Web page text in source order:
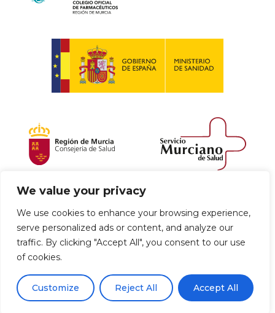
We value your privacy
We use cookies to enhance your browsing experience,
serve personalized ads or content, and analyze our
traffic. By clicking "Accept All", you consent to our use
of cookies.
Customize Reject All Accept All
Política de envío y devoluciones
Política de privacidad Uso de cookies
Declaración de Accesibilidad